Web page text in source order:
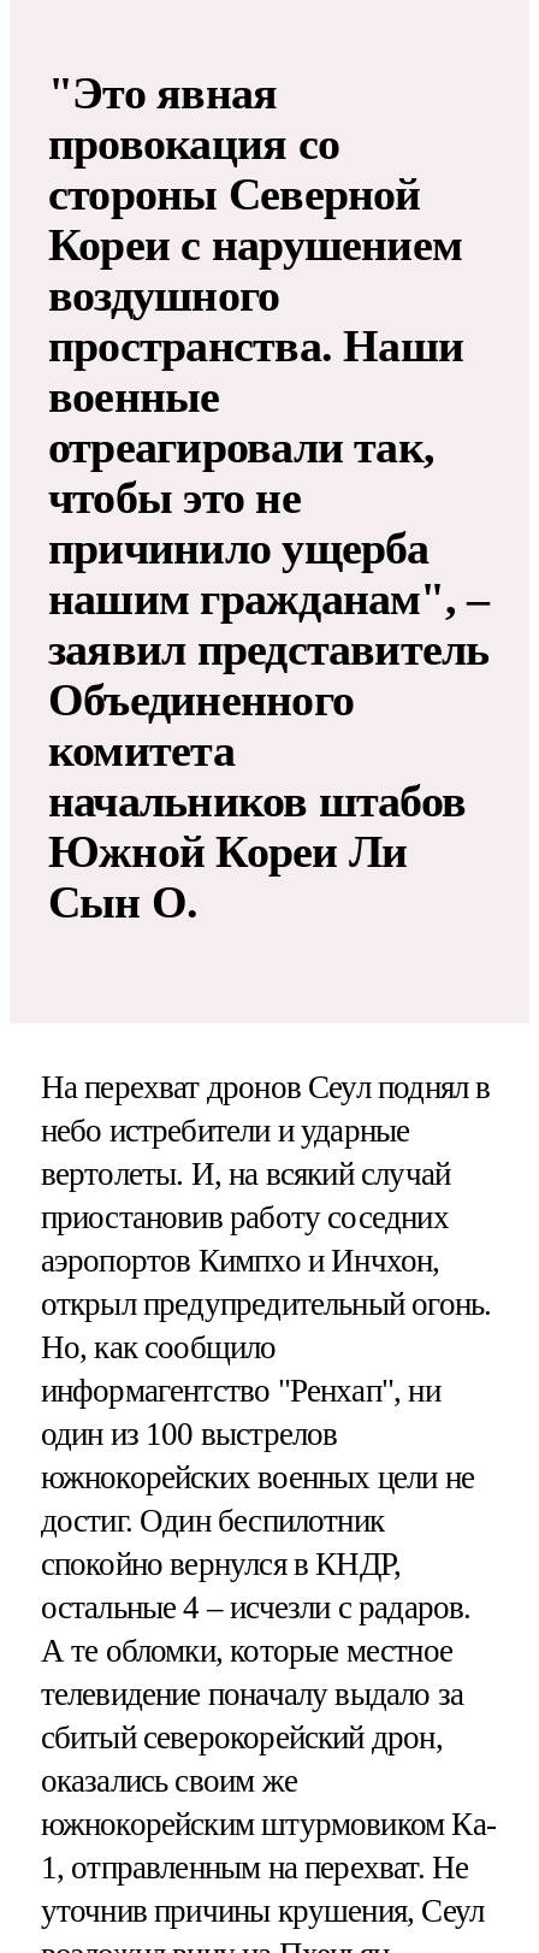
"Это явная
провокация со
стороны Северной
Кореи с нарушением
воздушного
пространства. Наши
военные
отреагировали так,
чтобы это не
причинило ущерба
нашим гражданам", –
заявил представитель
Объединенного
комитета
начальников штабов
Южной Кореи Ли
Сын О.
На перехват дронов Сеул поднял в
небо истребители и ударные
вертолеты. И, на всякий случай
приостановив работу соседних
аэропортов Кимпхо и Инчхон,
открыл предупредительный огонь.
Но, как сообщило
информагентство "Ренхап", ни
один из 100 выстрелов
южнокорейских военных цели не
достиг. Один беспилотник
спокойно вернулся в КНДР,
остальные 4 – исчезли с радаров.
А те обломки, которые местное
телевидение поначалу выдало за
сбитый северокорейский дрон,
оказались своим же
южнокорейским штурмовиком Кa-
1, отправленным на перехват. Не
уточнив причины крушения, Сеул